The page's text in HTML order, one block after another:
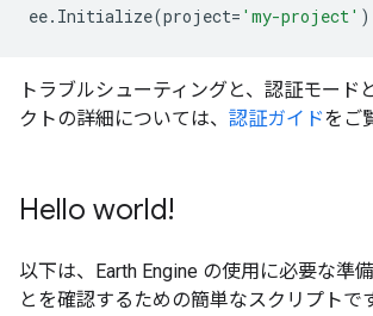
ee. Initialize(project= 'my-project' )
トラブルシューティングと、認証モード
クトの詳細については、 認証ガイドをご
Hello world!
以下は、Earth Engine の使用に必要な準
とを確認するための簡単なスクリプトです